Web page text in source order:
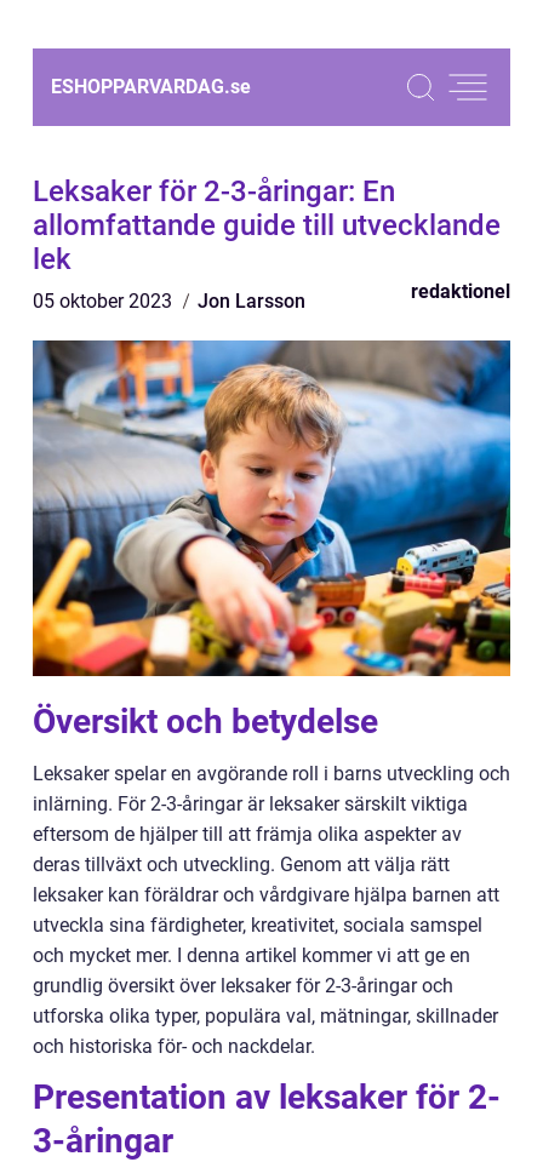
ESHOPPARVARDAG.se
Leksaker för 2-3-åringar: En
allomfattande guide till utvecklande
lek
05 oktober 2023 Jon Larsson redaktionel
Översikt och betydelse
Leksaker spelar en avgörande roll i barns utveckling och
inlärning. För 2-3-åringar är leksaker särskilt viktiga
eftersom de hjälper till att främja olika aspekter av
deras tillväxt och utveckling. Genom att välja rätt
leksaker kan föräldrar och vårdgivare hjälpa barnen att
utveckla sina färdigheter, kreativitet, sociala samspel
och mycket mer. I denna artikel kommer vi att ge en
grundlig översikt över leksaker för 2-3-åringar och
utforska olika typer, populära val, mätningar, skillnader
och historiska för- och nackdelar.
Presentation av leksaker för 2-
3-åringar